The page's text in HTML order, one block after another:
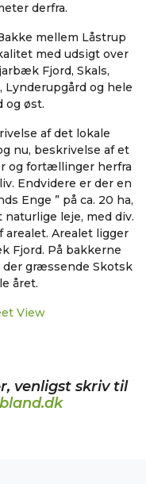
derfra.
mellem Låstrup
med udsigt over
Fjord, Skals,
Lynderupgård og hele
og øst.
af det lokale
nu, beskrivelse af et
og fortællinger herfra
Endvidere er der en
Enge ” på ca. 20 ha,
leje, med div.
arealet. Arealet ligger
Fjord. På bakkerne
græssende Skotsk
året.
View
venligst skriv til